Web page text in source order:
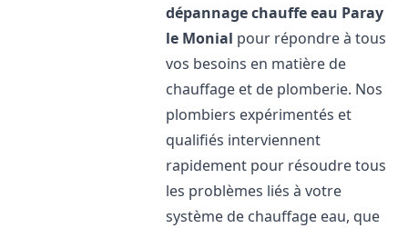
dépannage chauffe eau Paray
le Monial pour répondre à tous
vos besoins en matière de
chauffage et de plomberie. Nos
plombiers expérimentés et
qualifiés interviennent
rapidement pour résoudre tous
les problèmes liés à votre
système de chauffage eau, que